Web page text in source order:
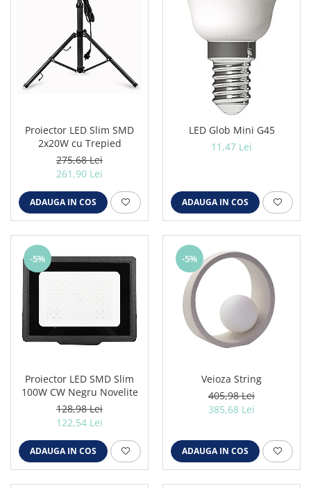
Iluminat arhitectural
Lampadare
Becuri LED Decor
Lampi de birou
Tub LED
Becuri LED Smart
Becuri LED
Becuri LED cu filament
Corpuri de emergenta
Lustre LED
Uncategorized
Aplica LED
Profil banda LED
Iluminat festiv
Fotosenzori si Senzori de miscare
Iluminat decorativ de Craciun
Proiector LED Slim SMD
2x20W cu Trepied
275,68 Lei
261,90 Lei
ADAUGA IN COS
LED Glob Mini G45
11,47 Lei
ADAUGA IN COS
-5%
Proiector LED SMD Slim
100W CW Negru Novelite
128,98 Lei
122,54 Lei
ADAUGA IN COS
-5%
Veioza String
405,98 Lei
385,68 Lei
ADAUGA IN COS